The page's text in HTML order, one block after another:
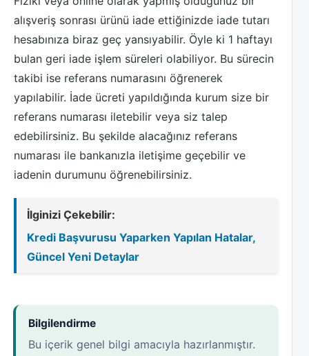
alışveriş sonrası ürünü iade ettiğinizde iade tutarı
hesabınıza biraz geç yansıyabilir. Öyle ki 1 haftayı
bulan geri iade işlem süreleri olabiliyor. Bu sürecin
takibi ise referans numarasını öğrenerek
yapılabilir. İade ücreti yapıldığında kurum size bir
referans numarası iletebilir veya siz talep
edebilirsiniz. Bu şekilde alacağınız referans
numarası ile bankanızla iletişime geçebilir ve
iadenin durumunu öğrenebilirsiniz.
İlginizi Çekebilir:
Kredi Başvurusu Yaparken Yapılan Hatalar,
Güncel Yeni Detaylar
Bilgilendirme
Bu içerik genel bilgi amacıyla hazırlanmıştır.